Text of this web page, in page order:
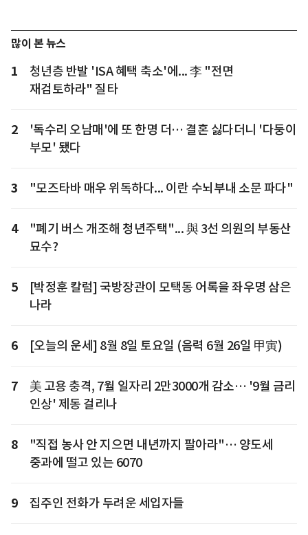
많이 본 뉴스
1
청년층 반발 'ISA 혜택 축소'에... 李 "전면
재검토하라" 질타
2
'독수리 오남매'에 또 한명 더… 결혼 싫다더니 '다둥이
부모' 됐다
3 "모즈타바 매우 위독하다... 이란 수뇌부내 소문 파다"
4
"폐기 버스 개조해 청년주택"... 與 3선 의원의 부동산
묘수?
5
[박정훈 칼럼] 국방장관이 모택동 어록을 좌우명 삼은
나라
6 [오늘의 운세] 8월 8일 토요일 (음력 6월 26일 甲寅)
7
美 고용 충격, 7월 일자리 2만3000개 감소… '9월 금리
인상' 제동 걸리나
8
"직접 농사 안 지으면 내년까지 팔아라"… 양도세
중과에 떨고 있는 6070
9 집주인 전화가 두려운 세입자들